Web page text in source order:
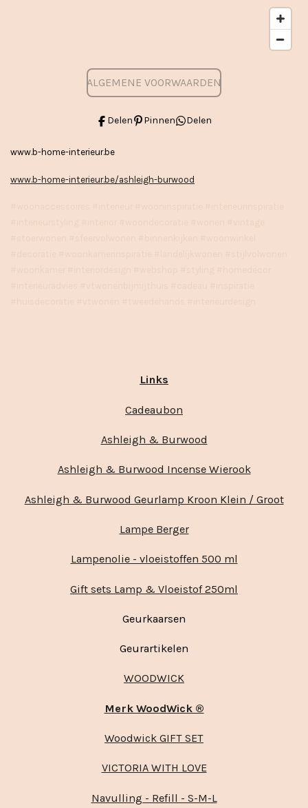
ALGEMENE VOORWAARDEN
Delen Pinnen Delen
www.b-home-interieur.be
www.b-home-interieur.be/ashleigh-burwood
Links
Cadeaubon
Ashleigh & Burwood
Ashleigh & Burwood Incense Wierook
Ashleigh & Burwood Geurlamp Kroon Klein / Groot
Lampe Berger
Lampenolie - vloeistoffen 500 ml
Gift sets Lamp & Vloeistof 250ml
Geurkaarsen
Geurartikelen
WOODWICK
Merk WoodWick ®
Woodwick GIFT SET
VICTORIA WITH LOVE
Navulling - Refill - S-M-L